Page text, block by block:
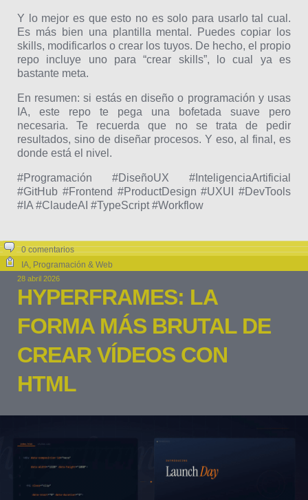
Y lo mejor es que esto no es solo para usarlo tal cual.
Es más bien una plantilla mental. Puedes copiar los
skills, modificarlos o crear los tuyos. De hecho, el propio
repo incluye uno para “crear skills”, lo cual ya es
bastante meta.
En resumen: si estás en diseño o programación y usas
IA, este repo te pega una bofetada suave pero
necesaria. Te recuerda que no se trata de pedir
resultados, sino de diseñar procesos. Y eso, al final, es
donde está el nivel.
#Programación #DiseñoUX #InteligenciaArtificial
#GitHub #Frontend #ProductDesign #UXUI #DevTools
#IA #ClaudeAI #TypeScript #Workflow
0 comentarios
IA, Programación & Web
28 abril 2026
HYPERFRAMES: LA
FORMA MÁS BRUTAL DE
CREAR VÍDEOS CON
HTML